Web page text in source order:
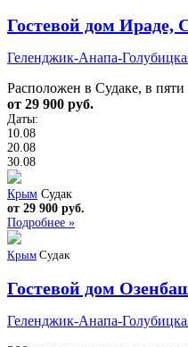
Гостевой дом Ираде,
Геленджик-Анапа-
Расположен в Судаке, в
от 29 900 руб.
Даты:
10.08
20.08
30.08
Крым Судак
от 29 900 руб.
Подробнее »
Крым Судак
Гостевой дом
Геленджик-Анапа-